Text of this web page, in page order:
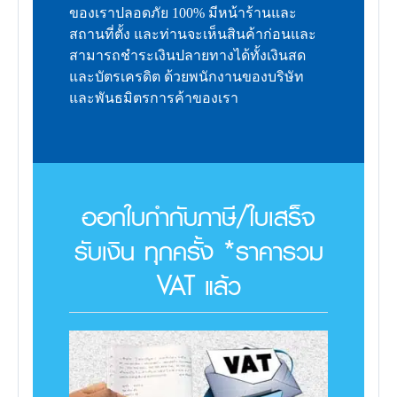
ของเราปลอดภัย 100% มีหน้าร้านและ
สถานที่ตั้ง และท่านจะเห็นสินค้าก่อนและ
สามารถชำระเงินปลายทางได้ทั้งเงินสด
และบัตรเครดิต ด้วยพนักงานของบริษัท
และพันธมิตรการค้าของเรา
ออกใบกำกับภาษี/ใบเสร็จ
รับเงิน ทุกครั้ง *ราคารวม
VAT แล้ว